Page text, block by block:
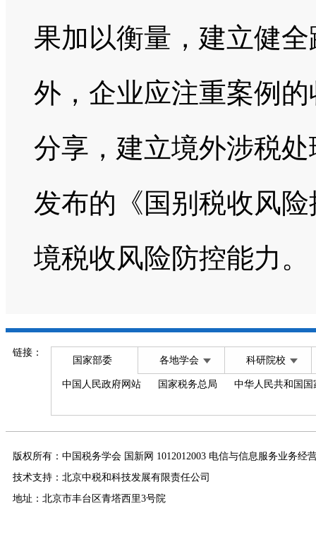
果加以衡量，建立健
外，企业应注重案例
分享，建立境外涉税
发布的《国别税收风
境税收风险防控能力。
链接：
国家部委 各地学会 科研院校
中国人民政府网站 国家税务总局 中华人民共和国
版权所有：中国税务学会 国新网 1012012003 电信与信息服务业务经
技术支持：北京中税和科技发展有限责任公司
地址：北京市丰台区青塔西里3号院